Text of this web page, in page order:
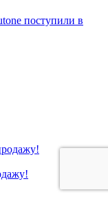
поступили в